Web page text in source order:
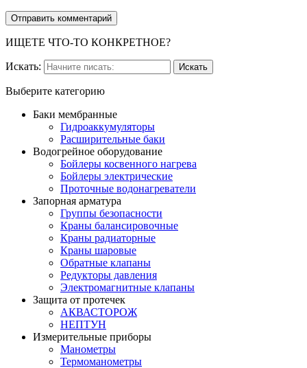
ИЩЕТЕ ЧТО-ТО КОНКРЕТНОЕ?
Искать:
Выберите категорию
Баки мембранные
Гидроаккумуляторы
Расширительные баки
Водогрейное оборудование
Бойлеры косвенного нагрева
Бойлеры электрические
Проточные водонагреватели
Запорная арматура
Группы безопасности
Краны балансировочные
Краны радиаторные
Краны шаровые
Обратные клапаны
Редукторы давления
Электромагнитные клапаны
Защита от протечек
АКВАСТОРОЖ
НЕПТУН
Измерительные приборы
Манометры
Термоманометры